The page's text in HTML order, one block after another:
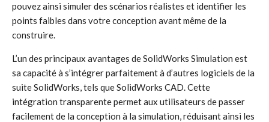
pouvez ainsi simuler des scénarios réalistes et identifier les
points faibles dans votre conception avant même de la
construire.
L’un des principaux avantages de SolidWorks Simulation est
sa capacité à s’intégrer parfaitement à d’autres logiciels de la
suite SolidWorks, tels que SolidWorks CAD. Cette
intégration transparente permet aux utilisateurs de passer
facilement de la conception à la simulation, réduisant ainsi les